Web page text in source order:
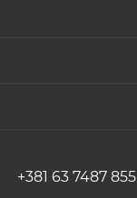
+381 63 7487 855